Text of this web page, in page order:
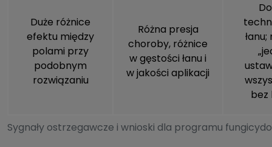
Sygnały ostrzegawcze i wnioski dla programu
Duże różnice
efektu między
polami przy
podobnym
rozwiązaniu
Różna presja
choroby, różnice
w gęstości łanu i
w jakości aplikacji
bez